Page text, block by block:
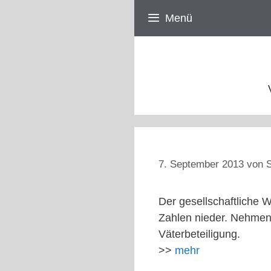
Menü
7. September 2013 von
Der gesellschaftliche
Zahlen nieder.
Väterbeteiligung.
>> mehr